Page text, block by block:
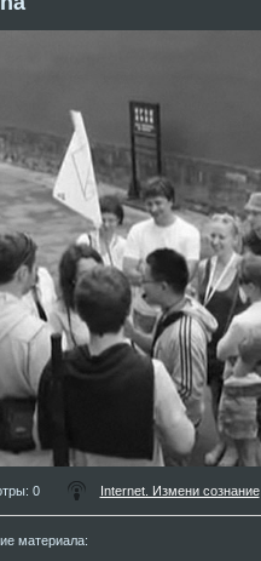
: 0 Internet. Измени сознание
материала: